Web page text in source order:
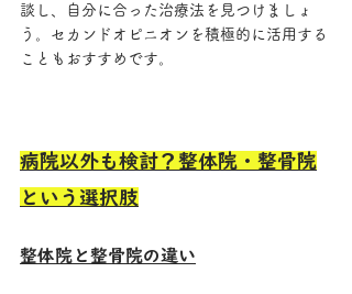
談し、自分に合った治療法を見つけましょ
う。セカンドオピニオンを積極的に活用する
こともおすすめです。
病院以外も検討？整体院・整骨院
という選択肢
整体院と整骨院の違い